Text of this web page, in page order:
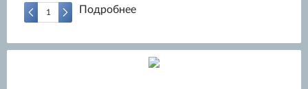
Подробнее